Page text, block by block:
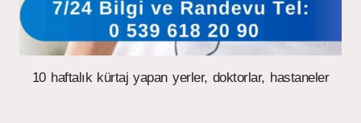
10 haftalık kürtaj yapan yerler, doktorlar, hastaneler